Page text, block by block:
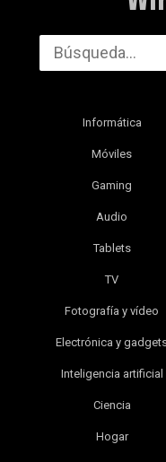
Informática
Móviles
Gaming
Audio
Tablets
TV
Fotografía y vídeo
Electrónica y
Inteligencia artificial
Ciencia
Hogar